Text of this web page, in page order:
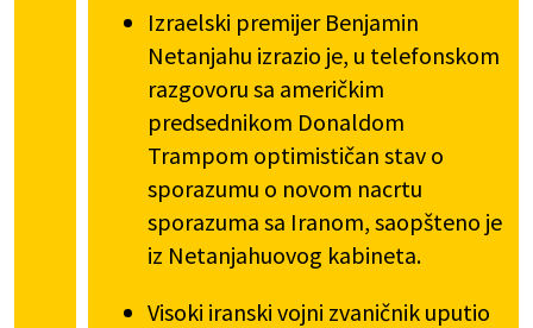
Izraelski premijer Benjamin
Netanjahu izrazio je, u telefonskom
razgovoru sa američkim
predsednikom Donaldom
Trampom optimističan stav o
sporazumu o novom nacrtu
sporazuma sa Iranom, saopšteno je
iz Netanjahuovog kabineta.
Visoki iranski vojni zvaničnik uputio